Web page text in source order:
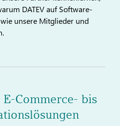
DATEV auf Software-
unsere Mitglieder und
Commerce- bis